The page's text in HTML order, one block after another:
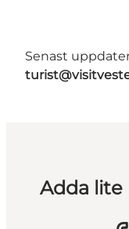
Senast
Adda